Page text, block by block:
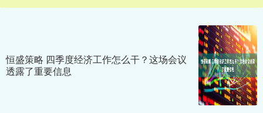
恒盛策略 四季度经济工作怎么干？这场会议
透露了重要信息